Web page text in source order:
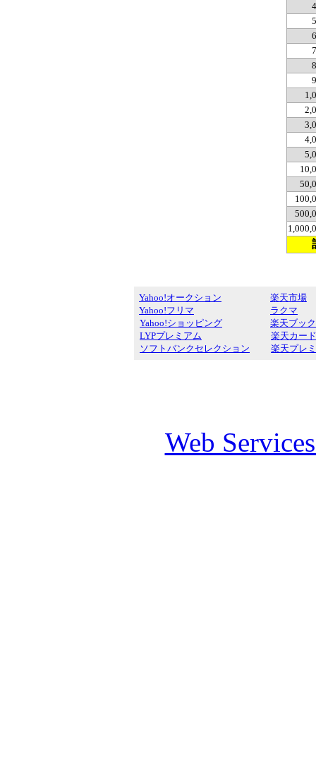
Yahoo!オークション
Yahoo!フリマ
Yahoo!ショッピング
LYPプレミアム
ソフトバンクセレクション
楽天市場
ラクマ
楽天ブッ
楽天カード
楽天プレ
Web